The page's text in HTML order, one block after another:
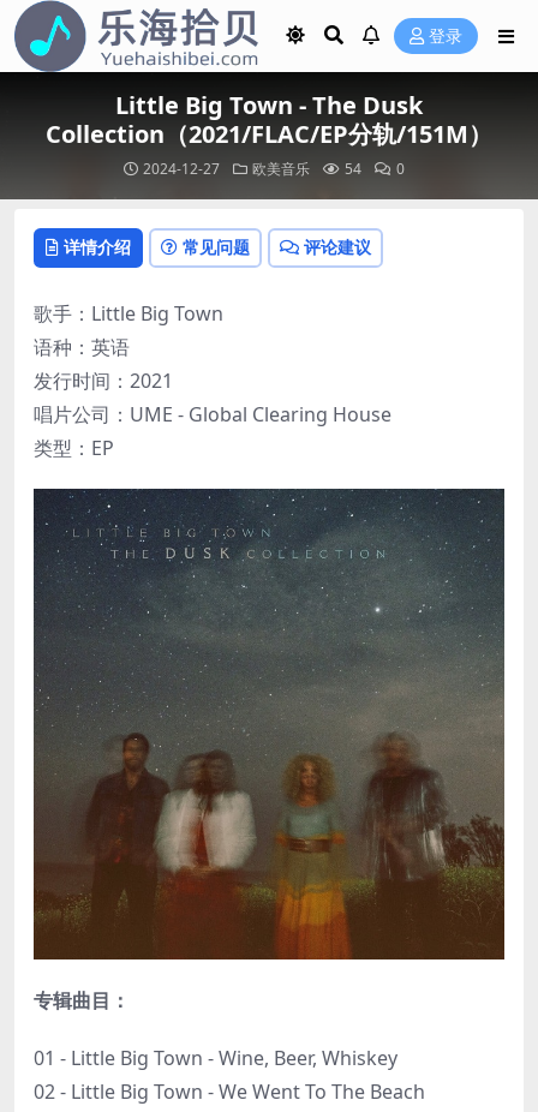
登录
Little Big Town - The Dusk
Collection（2021/FLAC/EP分轨/151M）
2024-12-27 欧美音乐 54 0
详情介绍 常见问题 评论建议
歌手：Little Big Town
语种：英语
发行时间：2021
唱片公司：UME - Global Clearing House
类型：EP
专辑曲目：
01 - Little Big Town - Wine, Beer, Whiskey
02 - Little Big Town - We Went To The Beach